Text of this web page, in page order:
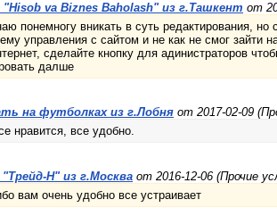
"Hisob va Biznes Baholash" из г.Ташкент от
понемногу вникать в суть редактирования,
управления с сайтом и не как не смог зайти
сделайте кнопку для адинистраторов
далше
на футболках из г.Лобня от 2017-02-09
нравится, все удобно.
Н" из г.Москва от 2016-12-06 (Прочие
вам очень удобно все устраивает